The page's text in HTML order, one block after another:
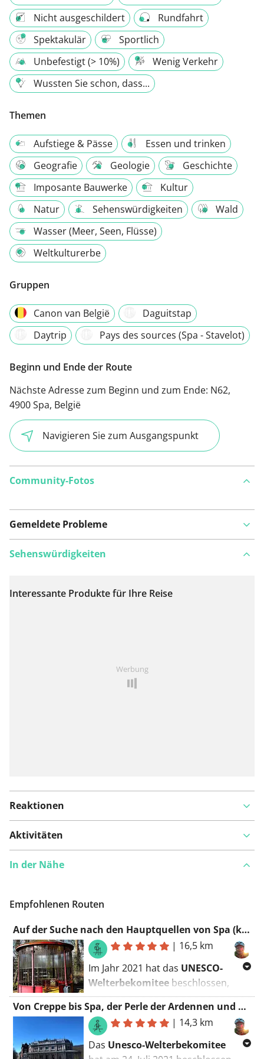
Nicht ausgeschildert
Rundfahrt
Spektakulär
Sportlich
Unbefestigt (> 10%)
Wenig Verkehr
Wussten Sie schon, dass...
Themen
Aufstiege & Pässe
Essen und trinken
Geografie
Geologie
Geschichte
Imposante Bauwerke
Kultur
Natur
Sehenswürdigkeiten
Wald
Wasser (Meer, Seen, Flüsse)
Weltkulturerbe
Gruppen
Canon van België
Daguitstap
Daytrip
Pays des sources (Spa - Stavelot)
Beginn und Ende der Route
Nächste Adresse zum Beginn und zum Ende: N62,
4900 Spa, België
Navigieren Sie zum Ausgangspunkt
Community-Fotos
Gemeldete Probleme
Auf Karte anzeigen
Sehenswürdigkeiten
Interessante Produkte für Ihre Reise
Werbung
Reaktionen
Aktivitäten
In der Nähe
Empfohlenen Routen
Auf der Suche nach den Hauptquellen von Spa (kürzer)
| 16,5 km
Im Jahr 2021 hat das UNESCO-
Welterbekomitee beschlossen,
„The Great Spas of Europe“ in die
Welterbeliste aufzunehmen. Spa mit
seiner Geschichte derQuellen und
Thermalbäderist Teil dieser Liste.
Von Creppe bis Spa, der Perle der Ardennen und UNESCO-Welterbe
| 14,3 km
Das Unesco-Welterbekomitee